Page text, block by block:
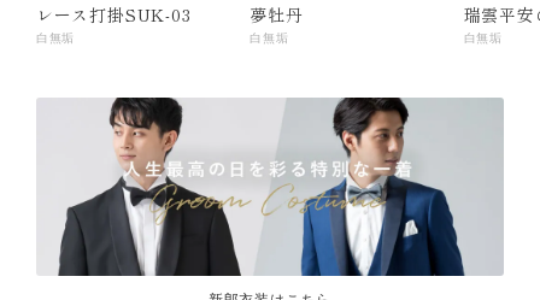
レース打掛SUK-03
白無垢
夢牡丹
白無垢
瑞雲平安
白無垢